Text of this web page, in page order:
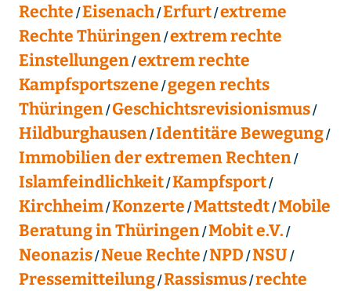
Rechte Eisenach Erfurt extreme
Rechte Thüringen extrem rechte
Einstellungen extrem rechte
Kampfsportszene gegen rechts
Thüringen Geschichtsrevisionismus
Hildburghausen Identitäre Bewegung
Immobilien der extremen Rechten
Islamfeindlichkeit Kampfsport
Kirchheim Konzerte Mattstedt Mobile
Beratung in Thüringen Mobit e.V.
Neonazis Neue Rechte NPD NSU
Pressemitteilung Rassismus rechte